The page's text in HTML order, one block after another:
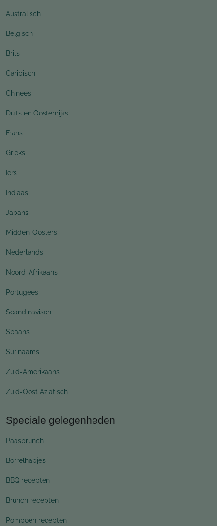
Australisch
Belgisch
Brits
Caribisch
Chinees
Duits en Oostenrijks
Frans
Grieks
Iers
Indiaas
Japans
Midden-Oosters
Nederlands
Noord-Afrikaans
Portugees
Scandinavisch
Spaans
Surinaams
Zuid-Amerikaans
Zuid-Oost Aziatisch
Speciale gelegenheden
Paasbrunch
Borrelhapjes
BBQ recepten
Brunch recepten
Pompoen recepten